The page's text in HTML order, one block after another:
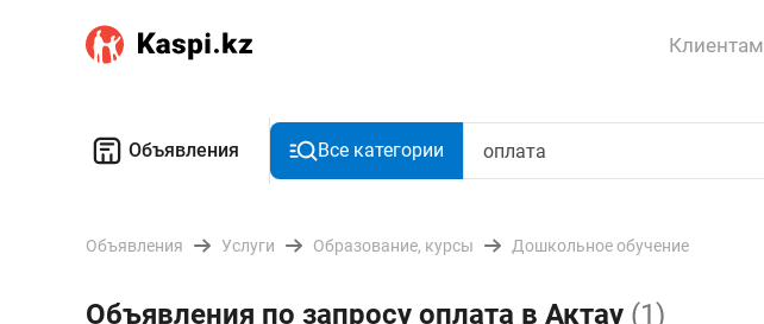
Клиентам
Объявления Все категории
Объявления Услуги Образование, курсы Дошкольное обучение
Объявления по запросу оплата в Актау (1)